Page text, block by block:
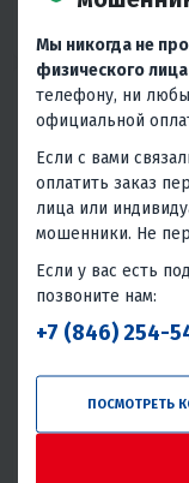
4.1 0
ЛОДОЧНЫЙ МОТОР
146 500 ₽
6 590 ₽
Мы никогда не
физического лица
телефону, ни
официальной
Если с вами
оплатить заказ
лица или
мошенники. Не
Если у вас есть
позвоните нам:
+7 (846) 254-
ПОСМОТРЕТЬ